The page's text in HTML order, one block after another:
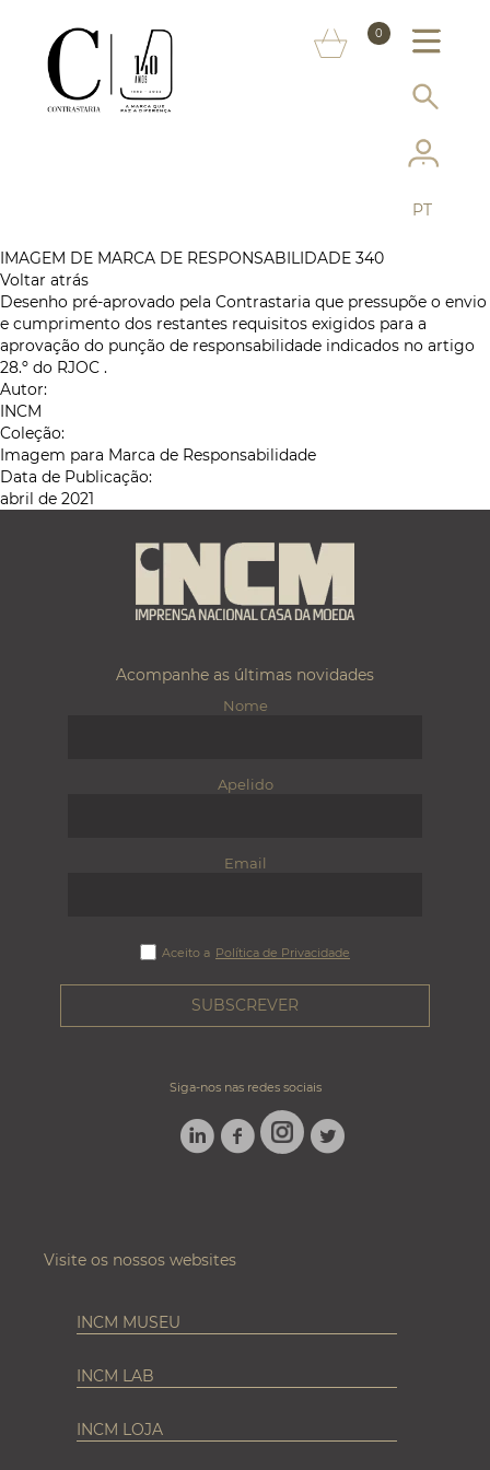
0
INFORMAÇÃO AO CONSUMIDOR
SERVIÇOS
LOJA ONLINE
PT
IMAGEM DE MARCA DE RESPONSABILIDADE 340
Voltar atrás
Desenho pré-aprovado pela Contrastaria que pressupõe o envio
e cumprimento dos restantes requisitos exigidos para a
aprovação do punção de responsabilidade indicados no artigo
28.º do RJOC .
Autor:
INCM
Coleção:
Imagem para Marca de Responsabilidade
Data de Publicação:
abril de 2021
Acompanhe as últimas novidades
Nome
Apelido
Email
Aceito a Política de Privacidade
Siga-nos nas redes sociais
LINKEDINFACEBOOK
INSTAGRAM
TWITTER
Visite os nossos websites
INCM MUSEU
INCM LAB
INCM LOJA